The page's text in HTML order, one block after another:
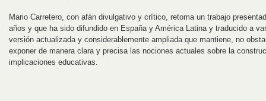
Mario Carretero, con afán divulgativo y crítico, retoma un trabajo
años y que ha sido difundido en España y América Latina y traducido a
versión actualizada y considerablemente ampliada que mantiene, no
exponer de manera clara y precisa las nociones actuales sobre la
implicaciones educativas.